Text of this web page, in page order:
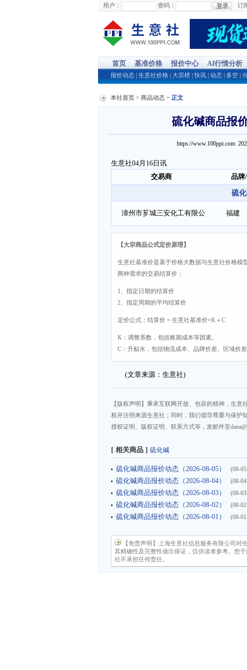
用户： 密码： 订
首页 基准价格 报价中心 AI行情分析
报价动态 生意社价格 大宗榜 |快讯 动态 多空
本社首页 > 商品动态 > 正文
硫化碱商品报
https://www.100ppi.com
生意社04月16日讯
交易商
品牌
硫
漳州市芗城三安化工有限公 福建
【大宗商品公式定价原理】
生意社基准价是基于价格大数据与生意社价格
两种需求的交易结算价：
1、指定日期的结算价
2、指定周期的平均结算价
定价公式：结算价 = 生意社基准价×K＋C
K：调整系数，包括账期成本等因素。
C：升贴水，包括物流成本、品牌价差、区域价差
(文章来源：生意社)
【版权声明】秉承互联网开放、包容的精神，生
权并注明来源生意社；同时，我们倡导尊重与保护
授权证明、版权证明、联系方式等，发邮件至
[ 相关商品 ] 硫化碱
硫化碱商品报价动态（2026-08-05） (08-
硫化碱商品报价动态（2026-08-04） (08-
硫化碱商品报价动态（2026-08-03） (08-
硫化碱商品报价动态（2026-08-02） (08-
硫化碱商品报价动态（2026-08-01） (08-
【免责声明】上海生意社信息服务有限公司
其精确性及完整性做出保证，仅供读者参考。您
社不承担任何责任。